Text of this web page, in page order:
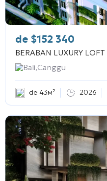
de $152 340
BERABAN LUXURY LOFT
Bali,Canggu
de 43м² 2026